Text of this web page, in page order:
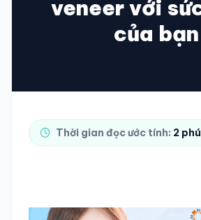
SỔ Y BẠĐIỆN
Vui lòng đăng nhập bằng Số điện thoại
veneer với
của bạn
Thời gian đọc ước tính: 2